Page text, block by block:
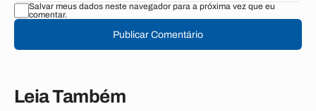
Salvar meus dados neste navegador para a próxima vez que eu
comentar.
Publicar Comentário
Leia Também